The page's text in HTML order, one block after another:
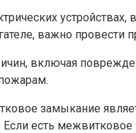
важно
включая
замыкание
есть